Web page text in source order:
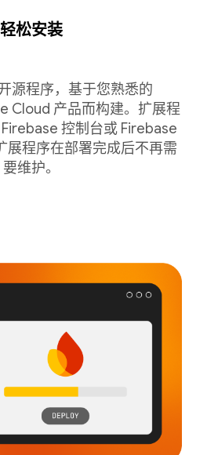
轻松安装
源程序，基于您熟悉的
Cloud 产品而构建。扩展程
控制台或 Firebase
展程序在部署完成后不再需
要维护。